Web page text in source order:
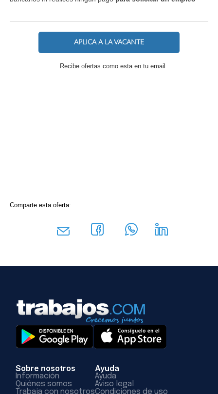
APLICA A LA VACANTE
Recibe ofertas como esta en tu email
Comparte esta oferta:
Sobre nosotros
Información
Quiénes somos
Trabaja con nosotros
Ayuda
Ayuda
Aviso legal
Condiciones de uso